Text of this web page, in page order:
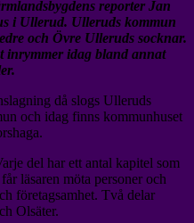
reporter Jan
i Ullerud. Ulleruds kommun
och Övre Ulleruds socknar.
inrymmer idag bland annat
då slogs Ulleruds
och idag finns kommunhuset
del har ett antal kapitel som
läsaren möta personer och
företagsamhet. Två delar
Olsäter.